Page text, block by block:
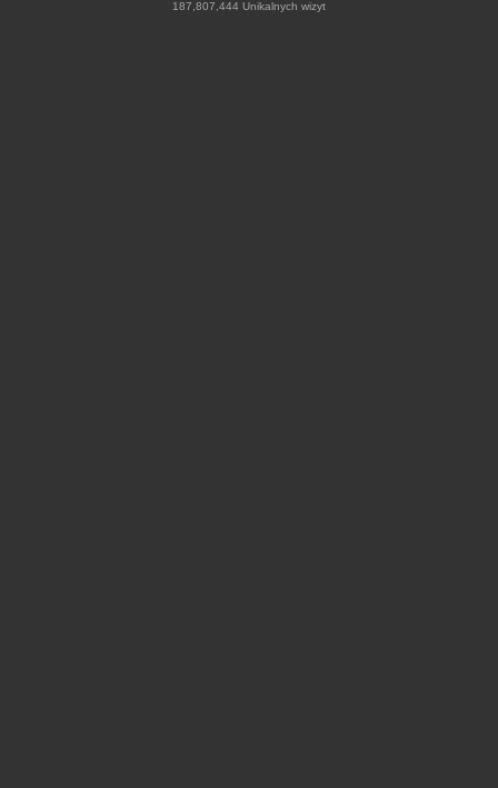
187,807,444 Unikalnych wizyt